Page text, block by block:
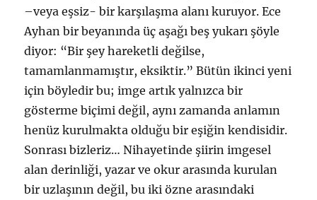
–veya eşsiz- bir karşılaşma alanı kuruyor. Ece
Ayhan bir beyanında üç aşağı beş yukarı şöyle
diyor: “Bir şey hareketli değilse,
tamamlanmamıştır, eksiktir.” Bütün ikinci yeni
için böyledir bu; imge artık yalnızca bir
gösterme biçimi değil, aynı zamanda anlamın
henüz kurulmakta olduğu bir eşiğin kendisidir.
Sonrası bizleriz… Nihayetinde şiirin imgesel
alan derinliği, yazar ve okur arasında kurulan
bir uzlaşının değil, bu iki özne arasındaki